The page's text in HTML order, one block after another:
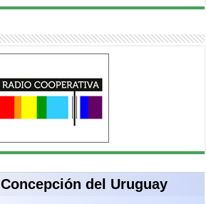
del Uruguay